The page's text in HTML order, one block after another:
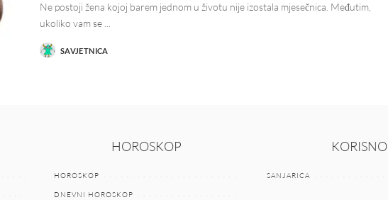
Ne postoji žena kojoj barem jednom u životu nije izostala mjesečnica. Međutim,
ukoliko vam se
POSTED
BY
SAVJETNICA
HOROSKOP
HOROSKOP
DNEVNI HOROSKOP
KORISNO
SANJARICA